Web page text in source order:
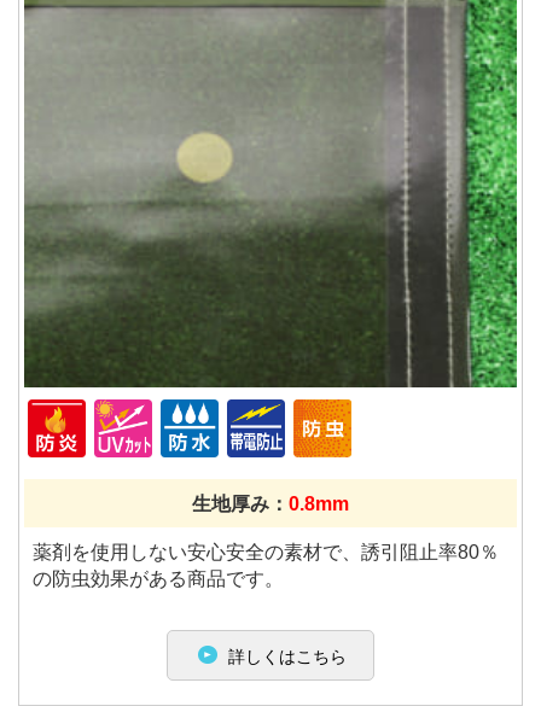
生地厚み： 0.8mm
薬剤を使用しない安心安全の素材で、誘引阻止率80％
の防虫効果がある商品です。
詳しくはこちら